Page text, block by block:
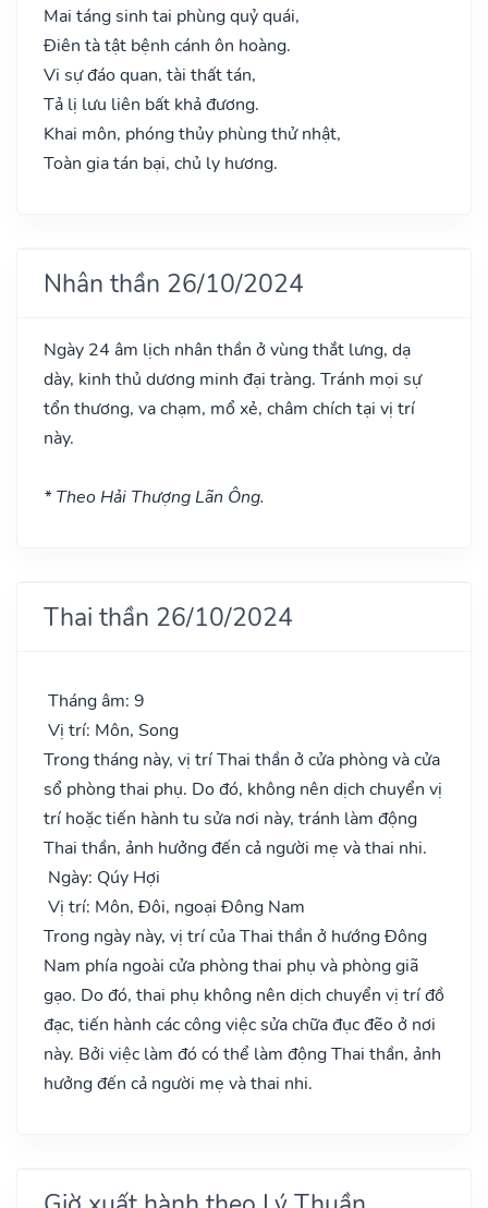
Mai táng sinh tai phùng quỷ quái,
Điên tà tật bệnh cánh ôn hoàng.
Vi sự đáo quan, tài thất tán,
Tả lị lưu liên bất khả đương.
Khai môn, phóng thủy phùng thử nhật,
Toàn gia tán bại, chủ ly hương.
Nhân thần 26/10/2024
Ngày 24 âm lịch nhân thần ở vùng thắt lưng, dạ
dày, kinh thủ dương minh đại tràng. Tránh mọi sự
tổn thương, va chạm, mổ xẻ, châm chích tại vị trí
này.
* Theo Hải Thượng Lãn Ông.
Thai thần 26/10/2024
Tháng âm: 9
Vị trí: Môn, Song
Trong tháng này, vị trí Thai thần ở cửa phòng và cửa
sổ phòng thai phụ. Do đó, không nên dịch chuyển vị
trí hoặc tiến hành tu sửa nơi này, tránh làm động
Thai thần, ảnh hưởng đến cả người mẹ và thai nhi.
Ngày: Qúy Hợi
Vị trí: Môn, Đôi, ngoại Đông Nam
Trong ngày này, vị trí của Thai thần ở hướng Đông
Nam phía ngoài cửa phòng thai phụ và phòng giã
gạo. Do đó, thai phụ không nên dịch chuyển vị trí đồ
đạc, tiến hành các công việc sửa chữa đục đẽo ở nơi
này. Bởi việc làm đó có thể làm động Thai thần, ảnh
hưởng đến cả người mẹ và thai nhi.